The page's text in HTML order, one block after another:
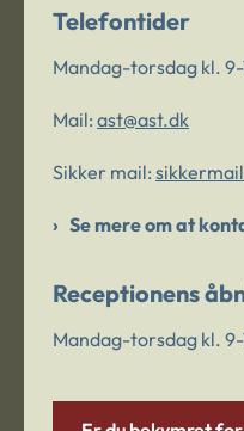
Telefontider
Mandag-torsdag kl.
Mail: ast@ast.dk
Sikker mail:
Se mere om at
Receptionens
Mandag-torsdag kl.